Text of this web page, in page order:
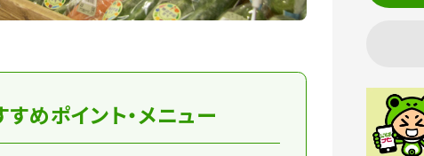
すめポイント・メニュー